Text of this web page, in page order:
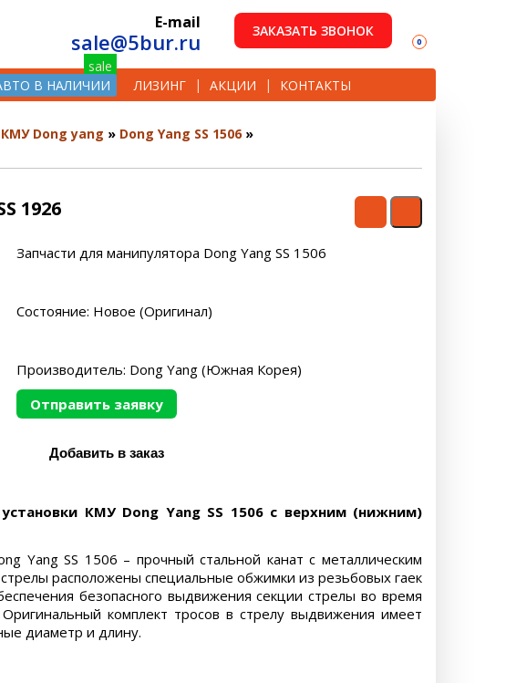
E-mail
sale@5bur.ru ЗАКАЗАТЬ ЗВОНОК
0
В НАЛИЧИИ ЛИЗИНГ АКЦИИ КОНТАКТЫ
Dong yang
Dong Yang SS 1506
1926
Запчасти для манипулятора Dong Yang SS 1506
Состояние: Новое (Оригинал)
Производитель: Dong Yang (Южная Корея)
Отправить заявку
КМУ Dong Yang SS 1506 с верхним (нижним)
Yang SS 1506 – прочный стальной канат с металлическим
расположены специальные обжимки из резьбовых гаек
безопасного выдвижения секции стрелы во время
комплект тросов в стрелу выдвижения имеет
диаметр и длину.